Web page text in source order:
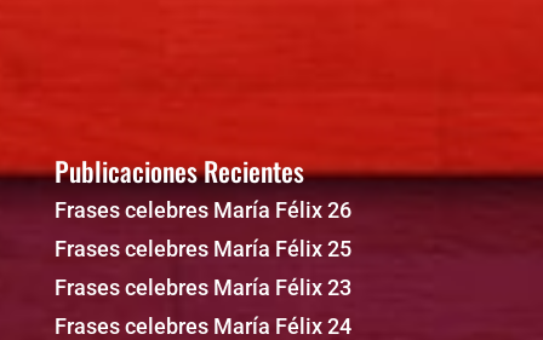
Publicaciones Recientes
Frases celebres María Félix 26
Frases celebres María Félix 25
Frases celebres María Félix 23
Frases celebres María Félix 24